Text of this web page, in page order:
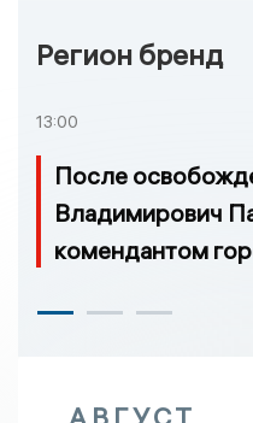
Регион бренд
13:00
После
Владимирович
комендантом